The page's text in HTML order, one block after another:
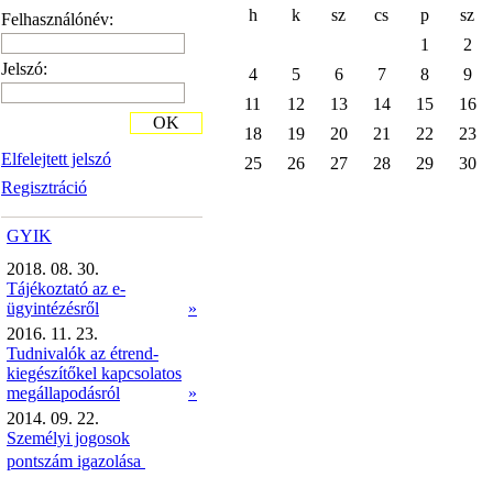
Felhasználónév:
Jelszó:
Elfelejtett jelszó
Regisztráció
OK
GYIK
2018. 08. 30.
Tájékoztató az e-
ügyintézésről
»
2016. 11. 23.
Tudnivalók az étrend-
kiegészítőkel kapcsolatos
megállapodásról
»
2014. 09. 22.
Személyi jogosok
pontszám igazolása 
h
k sz cs p
sz
1
2
4
5 6 7 8
9
11
12 13 14 15
16
18
19 20 21 22
23
25
26 27 28 29 30